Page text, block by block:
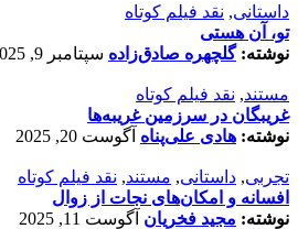
داستانی, نقد فیلم کوتاه
تو، آن هستی
نوشته:گلچهره صادق‌زاده سپتامبر 9, 2025
مستند, نقد فیلم کوتاه
غریبگان در سرزمین غریبه‌ها
نوشته: هادی علی‌پناه آگوست 20, 2025
تجربی, داستانی, مستند, نقد فیلم کوتاه
افسانه‌ و امکان‌های نجات از زوال
نوشته: مجید فخریان آگوست 11, 2025